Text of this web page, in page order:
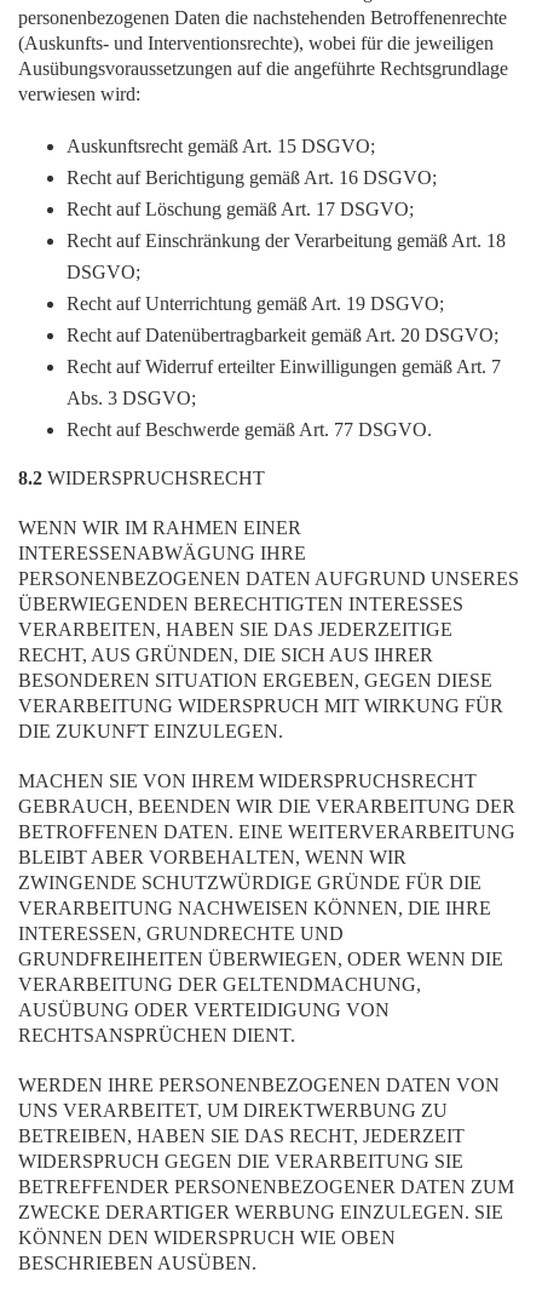
personenbezogenen Daten die nachstehenden Betroffenenrechte
(Auskunfts- und Interventionsrechte), wobei für die jeweiligen
Ausübungsvoraussetzungen auf die angeführte Rechtsgrundlage
verwiesen wird:
Auskunftsrecht gemäß Art. 15 DSGVO;
Recht auf Berichtigung gemäß Art. 16 DSGVO;
Recht auf Löschung gemäß Art. 17 DSGVO;
Recht auf Einschränkung der Verarbeitung gemäß Art. 18
DSGVO;
Recht auf Unterrichtung gemäß Art. 19 DSGVO;
Recht auf Datenübertragbarkeit gemäß Art. 20 DSGVO;
Recht auf Widerruf erteilter Einwilligungen gemäß Art. 7
Abs. 3 DSGVO;
Recht auf Beschwerde gemäß Art. 77 DSGVO.
8.2 WIDERSPRUCHSRECHT
WENN WIR IM RAHMEN EINER
INTERESSENABWÄGUNG IHRE
PERSONENBEZOGENEN DATEN AUFGRUND UNSERES
ÜBERWIEGENDEN BERECHTIGTEN INTERESSES
VERARBEITEN, HABEN SIE DAS JEDERZEITIGE
RECHT, AUS GRÜNDEN, DIE SICH AUS IHRER
BESONDEREN SITUATION ERGEBEN, GEGEN DIESE
VERARBEITUNG WIDERSPRUCH MIT WIRKUNG FÜR
DIE ZUKUNFT EINZULEGEN.
MACHEN SIE VON IHREM WIDERSPRUCHSRECHT
GEBRAUCH, BEENDEN WIR DIE VERARBEITUNG DER
BETROFFENEN DATEN. EINE WEITERVERARBEITUNG
BLEIBT ABER VORBEHALTEN, WENN WIR
ZWINGENDE SCHUTZWÜRDIGE GRÜNDE FÜR DIE
VERARBEITUNG NACHWEISEN KÖNNEN, DIE IHRE
INTERESSEN, GRUNDRECHTE UND
GRUNDFREIHEITEN ÜBERWIEGEN, ODER WENN DIE
VERARBEITUNG DER GELTENDMACHUNG,
AUSÜBUNG ODER VERTEIDIGUNG VON
RECHTSANSPRÜCHEN DIENT.
WERDEN IHRE PERSONENBEZOGENEN DATEN VON
UNS VERARBEITET, UM DIREKTWERBUNG ZU
BETREIBEN, HABEN SIE DAS RECHT, JEDERZEIT
WIDERSPRUCH GEGEN DIE VERARBEITUNG SIE
BETREFFENDER PERSONENBEZOGENER DATEN ZUM
ZWECKE DERARTIGER WERBUNG EINZULEGEN. SIE
KÖNNEN DEN WIDERSPRUCH WIE OBEN
BESCHRIEBEN AUSÜBEN.